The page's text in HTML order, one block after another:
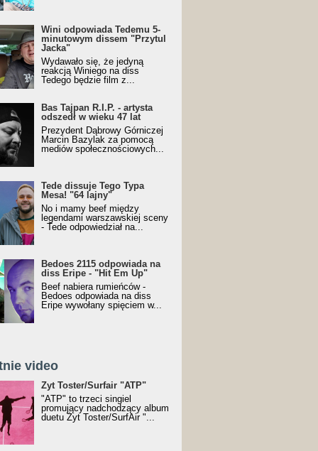
Wini odpowiada Tedemu 5-
minutowym dissem "Przytul
Jacka"
Wydawało się, że jedyną
reakcją Winiego na diss
Tedego będzie film z...
Bas Tajpan R.I.P. - artysta
odszedł w wieku 47 lat
Prezydent Dąbrowy Górniczej
Marcin Bazylak za pomocą
mediów społecznościowych...
Tede dissuje Tego Typa
Mesa! "64 lajny"
No i mamy beef między
legendami warszawskiej sceny
- Tede odpowiedział na...
Bedoes 2115 odpowiada na
diss Eripe - "Hit Em Up"
Beef nabiera rumieńców -
Bedoes odpowiada na diss
Eripe wywołany spięciem w...
video
SurfAir - ATP VIDEO
Żyt Toster/Surfair "ATP"
"ATP" to trzeci singiel
promujący nadchodzący album
duetu Żyt Toster/SurfAir "...